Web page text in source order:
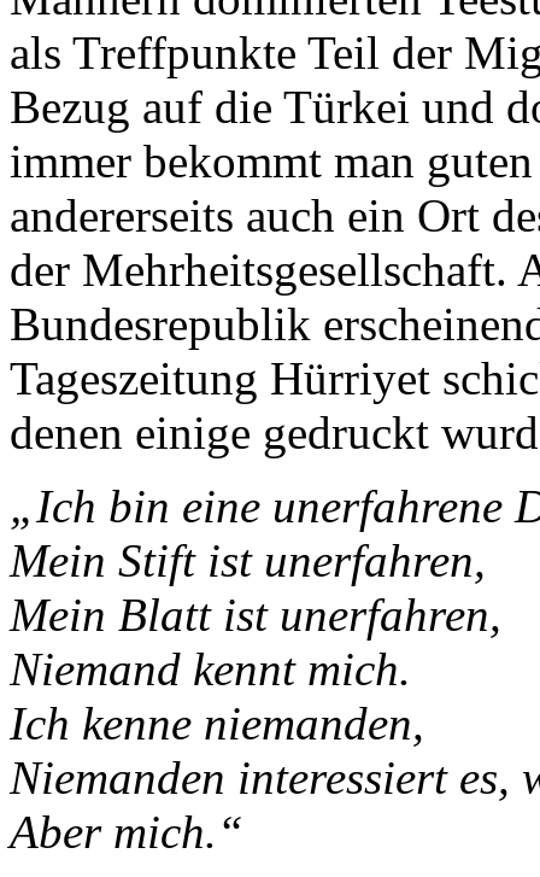
als Treffpunkte Teil der
Bezug auf die Türkei und
immer bekommt man
andererseits auch ein Ort
der Mehrheitsgesellschaft.
Bundesrepublik
Tageszeitung Hürriyet
denen einige gedruckt
„Ich bin eine unerfahrene
Mein Stift ist unerfahren,
Mein Blatt ist unerfahren,
Niemand kennt mich.
Ich kenne niemanden,
Niemanden interessiert es,
Aber mich.“